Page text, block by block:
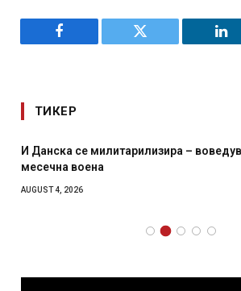
Facebook Twitter
ТИКЕР
И Данска се милитарилизира –
месечна воена
AUGUST 4, 2026